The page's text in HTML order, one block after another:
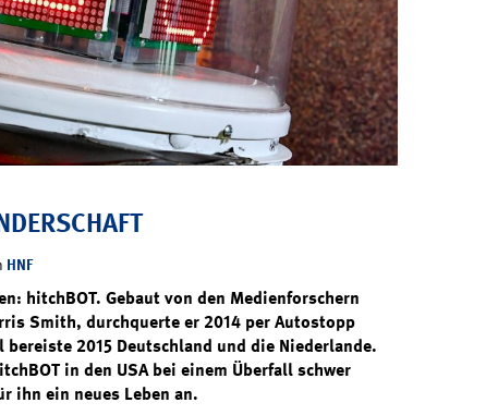
HNF
hitchBOT. Gebaut von den Medienforschern
Smith, durchquerte er 2014 per Autostopp
bereiste 2015 Deutschland und die Niederlande.
in den USA bei einem Überfall schwer
ihn ein neues Leben an.